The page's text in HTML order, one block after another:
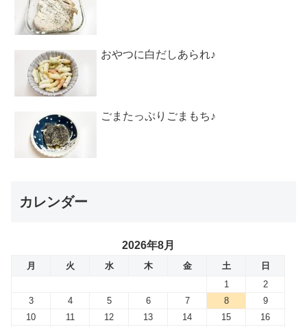
おやつに白だしあられ♪
ごまたっぷりごまもち♪
カレンダー
2026年8月
月 火 水 木 金 土
日
1
2
3
4 5 6 7 8
9
10
11 12 13 14 15
16